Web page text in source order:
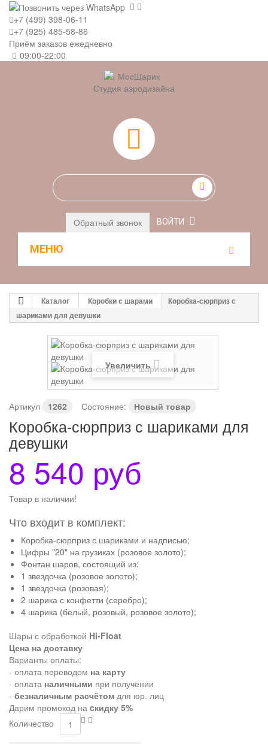
+7 (499) 398-06-11
+7 (925) 485-58-86
Приём заказов ежедневно
09:00-22:00
Студия аэродизайна
Обратный звонок ВОЙТИ
МЕНЮ
Каталог Коробки с шарами
Коробка-сюрприз с
шариками для девушки
Увеличить
Артикул 1262 Состояние: Новый товар
Коробка-сюрприз с шариками для
девушки
8 540 руб
Товар в наличии!
Что входит в комплект:
Коробка-сюрприз с шариками и надписью;
Цифры "20" на грузиках (розовое золото);
Фонтан шаров, состоящий из:
1 звездочка (розовое золото);
1 звездочка (розовая);
2 шарика с конфетти (серебро);
4 шарика (белый, розовый, розовое золото);
Шары с обработкой Hi-Float
Цена на доставку
Варианты оплаты:
- оплата переводом на карту
- оплата наличными при получении
- безналичным расчётом для юр. лиц
Дарим промокод на cкидку 5%
Количество